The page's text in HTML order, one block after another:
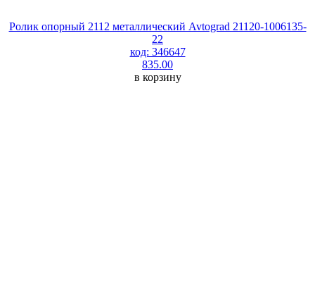
Ролик опорный 2112 металлический Avtograd 21120-1006135-
22
код: 346647
835.00
в корзину